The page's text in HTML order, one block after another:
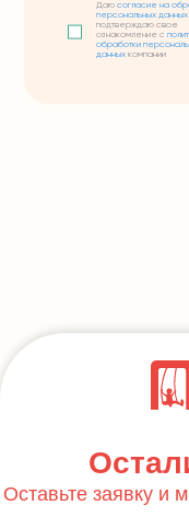
Даюсогласие на
персональных данных
подтверждаю свое
ознакомление с
обработки
данных компании
Оставьте заявку